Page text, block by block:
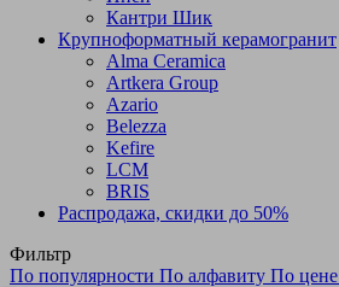
Кантри Шик
Крупноформатный керамогранит
Alma Ceramica
Artkera Group
Azario
Belezza
Kefire
LCM
BRIS
Распродажа, скидки до 50%
Фильтр
По популярности По алфавиту По цене